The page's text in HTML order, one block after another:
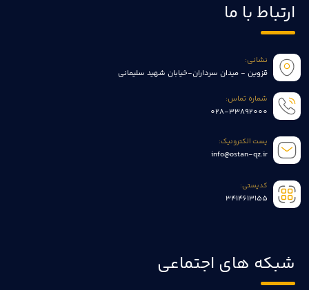
ارتباط با ما
نشانی:
قزوین - میدان سرداران-خیابان شهید سلیمانی
شماره تماس:
028-33892000
پست الکترونیک:
info@ostan-qz.ir
کدپستی:
3414613155
شبکه های اجتماعی